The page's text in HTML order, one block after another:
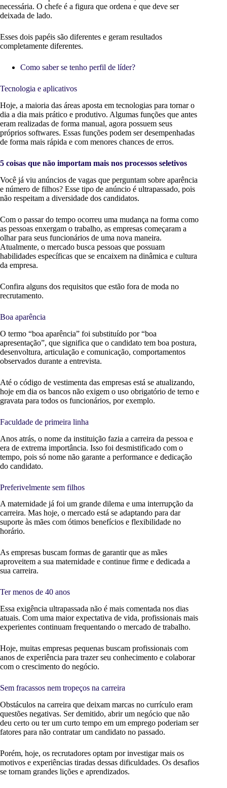
necessária. O chefe é a figura que ordena e que deve ser
deixada de lado.
Esses dois papéis são diferentes e geram resultados
completamente diferentes.
Como saber se tenho perfil de líder?
Tecnologia e aplicativos
Hoje, a maioria das áreas aposta em tecnologias para tornar o
dia a dia mais prático e produtivo. Algumas funções que antes
eram realizadas de forma manual, agora possuem seus
próprios softwares. Essas funções podem ser desempenhadas
de forma mais rápida e com menores chances de erros.
5 coisas que não importam mais nos processos seletivos
Você já viu anúncios de vagas que perguntam sobre aparência
e número de filhos? Esse tipo de anúncio é ultrapassado, pois
não respeitam a diversidade dos candidatos.
Com o passar do tempo ocorreu uma mudança na forma como
as pessoas enxergam o trabalho, as empresas começaram a
olhar para seus funcionários de uma nova maneira.
Atualmente, o mercado busca pessoas que possuam
habilidades específicas que se encaixem na dinâmica e cultura
da empresa.
Confira alguns dos requisitos que estão fora de moda no
recrutamento.
Boa aparência
O termo “boa aparência” foi substituído por “boa
apresentação”, que significa que o candidato tem boa postura,
desenvoltura, articulação e comunicação, comportamentos
observados durante a entrevista.
Até o código de vestimenta das empresas está se atualizando,
hoje em dia os bancos não exigem o uso obrigatório de terno e
gravata para todos os funcionários, por exemplo.
Faculdade de primeira linha
Anos atrás, o nome da instituição fazia a carreira da pessoa e
era de extrema importância. Isso foi desmistificado com o
tempo, pois só nome não garante a performance e dedicação
do candidato.
Preferivelmente sem filhos
A maternidade já foi um grande dilema e uma interrupção da
carreira. Mas hoje, o mercado está se adaptando para dar
suporte às mães com ótimos benefícios e flexibilidade no
horário.
As empresas buscam formas de garantir que as mães
aproveitem a sua maternidade e continue firme e dedicada a
sua carreira.
Ter menos de 40 anos
Essa exigência ultrapassada não é mais comentada nos dias
atuais. Com uma maior expectativa de vida, profissionais mais
experientes continuam frequentando o mercado de trabalho.
Hoje, muitas empresas pequenas buscam profissionais com
anos de experiência para trazer seu conhecimento e colaborar
com o crescimento do negócio.
Sem fracassos nem tropeços na carreira
Obstáculos na carreira que deixam marcas no currículo eram
questões negativas. Ser demitido, abrir um negócio que não
deu certo ou ter um curto tempo em um emprego poderiam ser
fatores para não contratar um candidato no passado.
Porém, hoje, os recrutadores optam por investigar mais os
motivos e experiências tiradas dessas dificuldades. Os desafios
se tornam grandes lições e aprendizados.